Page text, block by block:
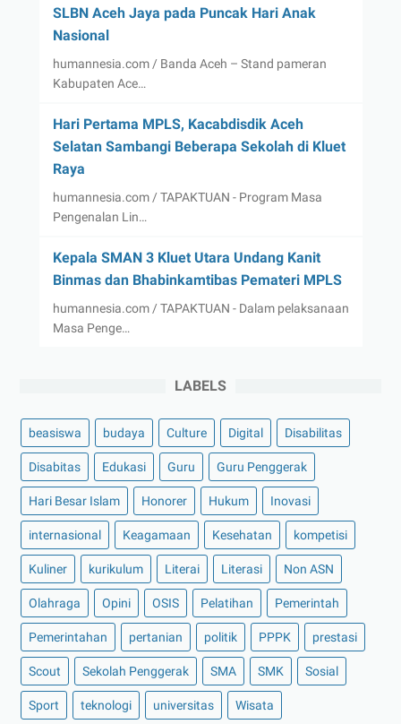
SLBN Aceh Jaya pada Puncak Hari Anak
Nasional
humannesia.com / Banda Aceh – Stand pameran
Kabupaten Ace…
Hari Pertama MPLS, Kacabdisdik Aceh
Selatan Sambangi Beberapa Sekolah di Kluet
Raya
humannesia.com / TAPAKTUAN - Program Masa
Pengenalan Lin…
Kepala SMAN 3 Kluet Utara Undang Kanit
Binmas dan Bhabinkamtibas Pemateri MPLS
humannesia.com / TAPAKTUAN - Dalam pelaksanaan
Masa Penge…
LABELS
beasiswa budaya Culture Digital Disabilitas
Disabitas Edukasi Guru Guru Penggerak
Hari Besar Islam Honorer Hukum Inovasi
internasional Keagamaan Kesehatan kompetisi
Kuliner kurikulum Literai Literasi Non ASN
Olahraga Opini OSIS Pelatihan Pemerintah
Pemerintahan pertanian politik PPPK prestasi
Scout Sekolah Penggerak SMA SMK Sosial
Sport teknologi universitas Wisata